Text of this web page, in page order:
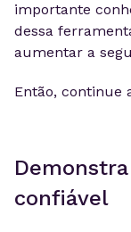
importante
dessa
aumentar a
Então, continue
confiável